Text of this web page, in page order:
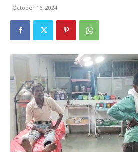
October 16, 2024